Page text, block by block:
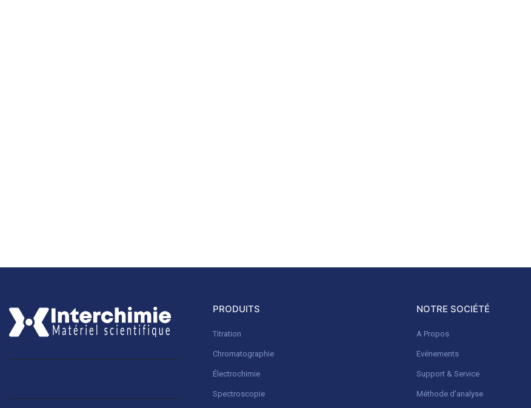
PRODUITS
Titration
Chromatographie
Électrochimie
Spectroscopie
NOTRE SOCIÉTÉ
A Propos
Evénements
Support & Service
Méthode d'analyse